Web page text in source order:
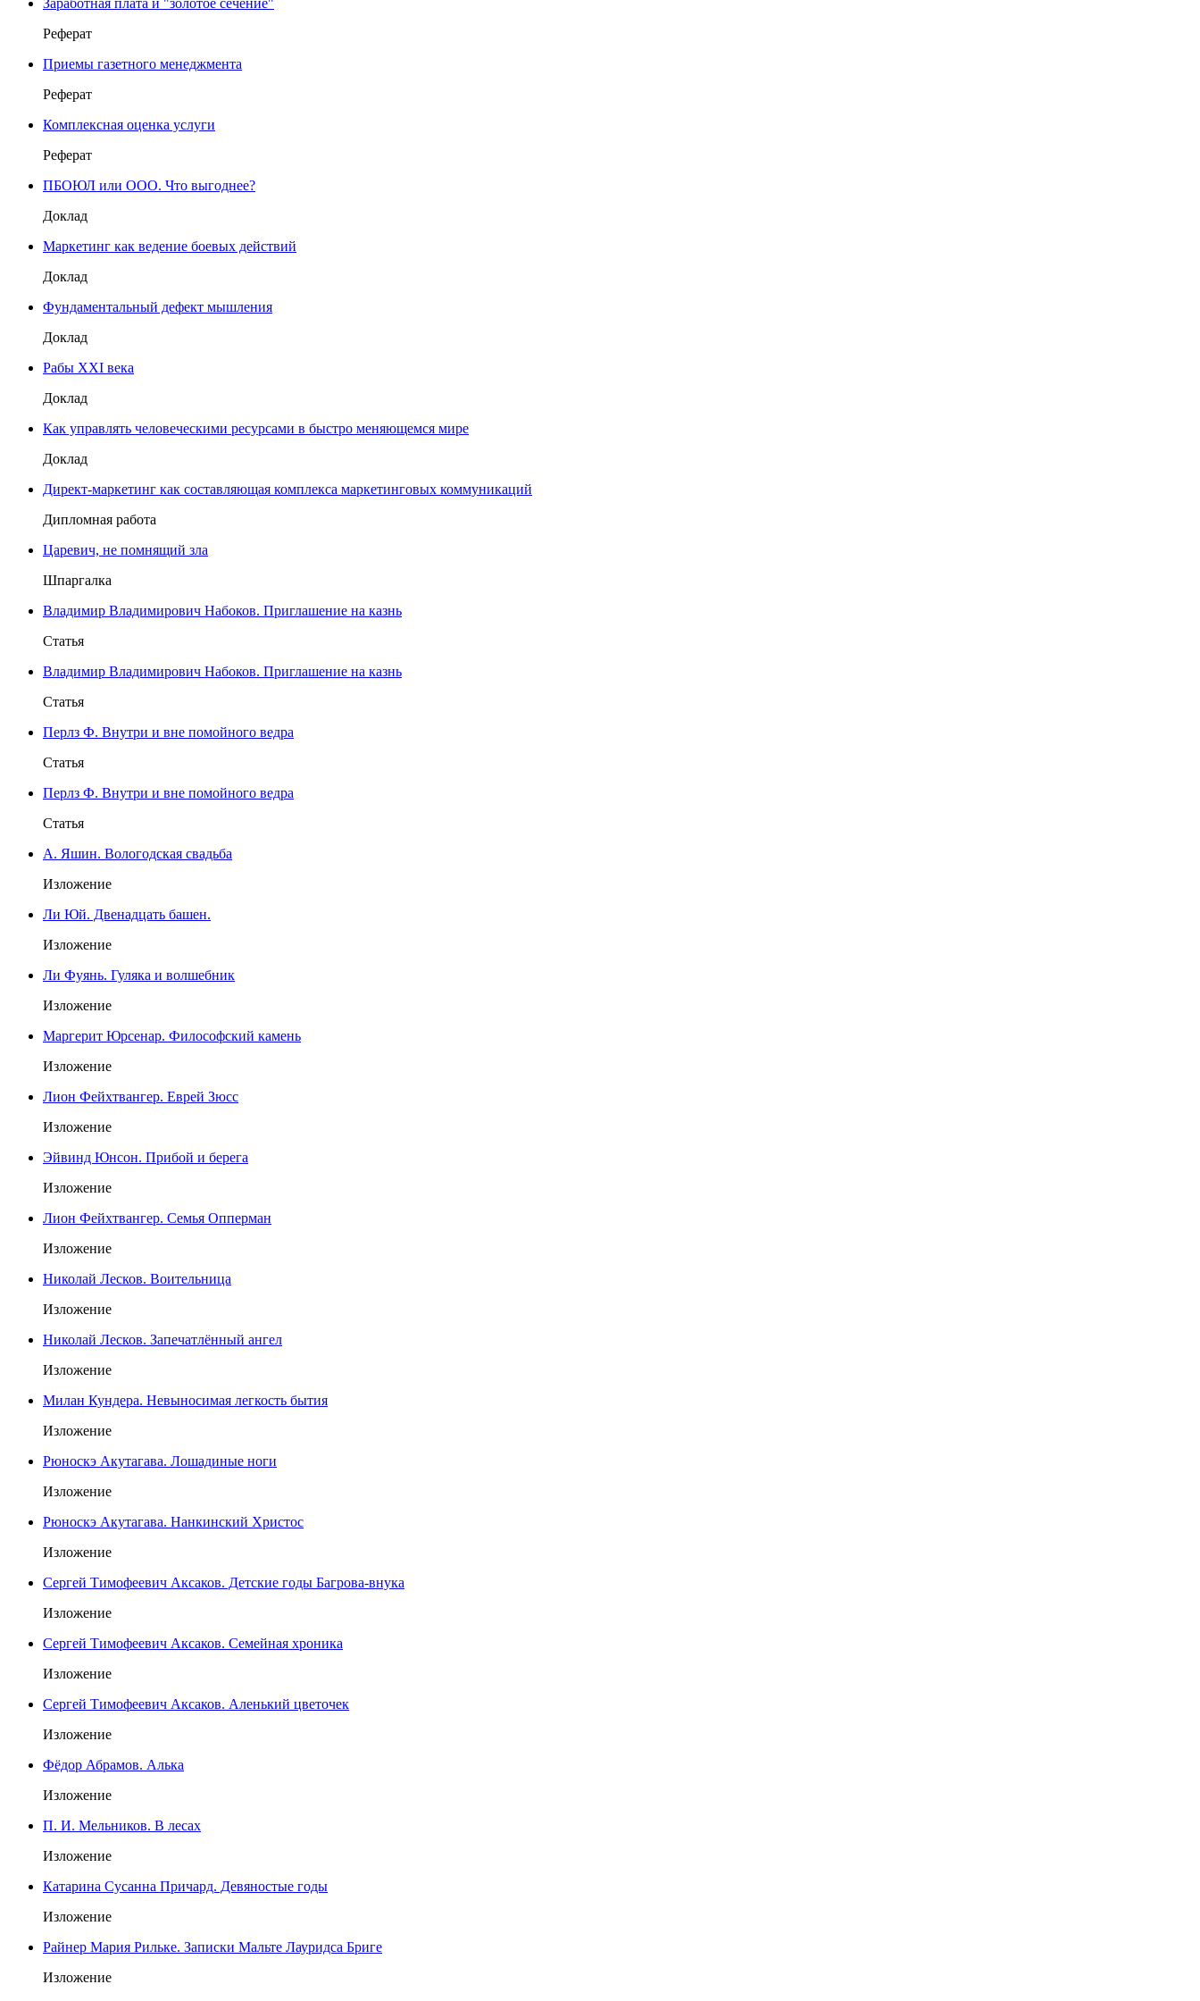
Реферат
Приемы газетного менеджмента
Реферат
Комплексная оценка услуги
Реферат
ПБОЮЛ или ООО. Что выгоднее?
Доклад
Маркетинг как ведение боевых действий
Доклад
Фундаментальный дефект мышления
Доклад
Рабы XXI века
Доклад
Как управлять человеческими ресурсами в быстро меняющемся мире
Доклад
Директ-маркетинг как составляющая комплекса маркетинговых коммуникаций
Дипломная работа
Царевич, не помнящий зла
Шпаргалка
Владимир Владимирович Набоков. Приглашение на казнь
Статья
Владимир Владимирович Набоков. Приглашение на казнь
Статья
Перлз Ф. Внутри и вне помойного ведра
Статья
Перлз Ф. Внутри и вне помойного ведра
Статья
А. Яшин. Вологодская свадьба
Изложение
Ли Юй. Двенадцать башен.
Изложение
Ли Фуянь. Гуляка и волшебник
Изложение
Маргерит Юрсенар. Философский камень
Изложение
Лион Фейхтвангер. Еврей Зюсс
Изложение
Эйвинд Юнсон. Прибой и берега
Изложение
Лион Фейхтвангер. Семья Опперман
Изложение
Николай Лесков. Воительница
Изложение
Николай Лесков. Запечатлённый ангел
Изложение
Милан Кундера. Невыносимая легкость бытия
Изложение
Рюноскэ Акутагава. Лошадиные ноги
Изложение
Рюноскэ Акутагава. Нанкинский Христос
Изложение
Сергей Тимофеевич Аксаков. Детские годы Багрова-внука
Изложение
Сергей Тимофеевич Аксаков. Семейная хроника
Изложение
Сергей Тимофеевич Аксаков. Аленький цветочек
Изложение
Фёдор Абрамов. Алька
Изложение
П. И. Мельников. В лесах
Изложение
Катарина Сусанна Причард. Девяностые годы
Изложение
Райнер Мария Рильке. Записки Мальте Лауридса Бриге
Изложение